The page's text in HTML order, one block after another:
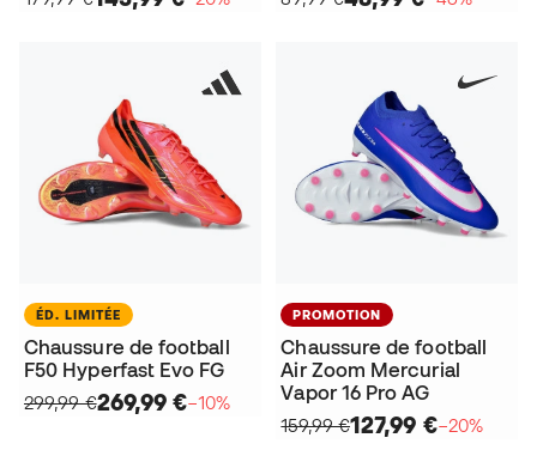
ÉD. LIMITÉE
Chaussure de football
F50 Hyperfast Evo FG
299,99 €269,99 €−10%
PROMOTION
Chaussure de football
Air Zoom Mercurial
Vapor 16 Pro AG
159,99 €127,99 €−20%